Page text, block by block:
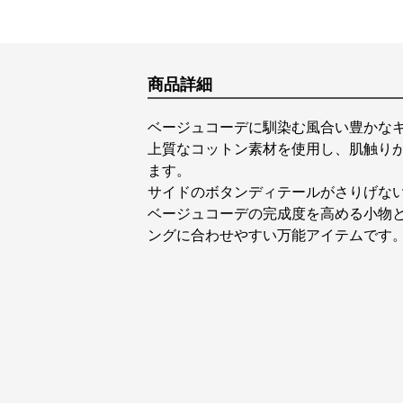
商品詳細
ベージュコーデに馴染む風合い豊かな
上質なコットン素材を使用し、肌触
ます。
サイドのボタンディテールがさりげな
ベージュコーデの完成度を高める小物
ングに合わせやすい万能アイテムです